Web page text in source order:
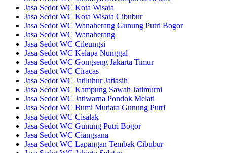
Jasa Sedot WC Kota Wisata
Jasa Sedot WC Kota Wisata Cibubur
Jasa Sedot WC Wanaherang Gunung Putri Bogor
Jasa Sedot WC Wanaherang
Jasa Sedot WC Cileungsi
Jasa Sedot WC Kelapa Nunggal
Jasa Sedot WC Gongseng Jakarta Timur
Jasa Sedot WC Ciracas
Jasa Sedot WC Jatiluhur Jatiasih
Jasa Sedot WC Kampung Sawah Jatimurni
Jasa Sedot WC Jatiwarna Pondok Melati
Jasa Sedot WC Bumi Mutiara Gunung Putri
Jasa Sedot WC Cisalak
Jasa Sedot WC Gunung Putri Bogor
Jasa Sedot WC Ciangsana
Jasa Sedot WC Lapangan Tembak Cibubur